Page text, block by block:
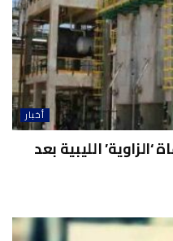
أخبار
الليبية بعد